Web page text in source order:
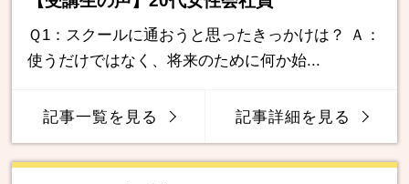
Ｑ1：スクールに通おうと思ったきっかけは？ Ａ：
使うだけではなく、将来のために何か始...
記事一覧を見る 記事詳細を見る